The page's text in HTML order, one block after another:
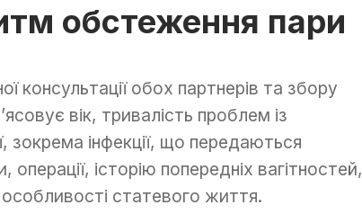
обстеження пари
консультації обох партнерів та збору
вік, тривалість проблем із
зокрема інфекції, що передаються
історію попередніх вагітностей,
статевого життя.